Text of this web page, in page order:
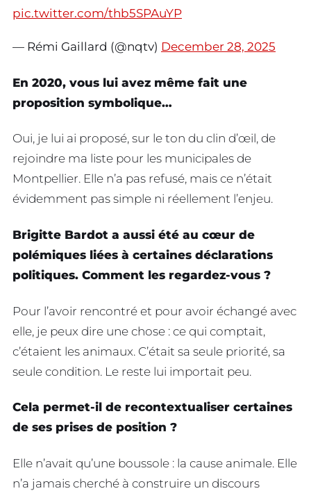
pic.twitter.com/thb5SPAuYP
— Rémi Gaillard (@nqtv) December 28, 2025
En 2020, vous lui avez même fait une
proposition symbolique…
Oui, je lui ai proposé, sur le ton du clin d’œil, de
rejoindre ma liste pour les municipales de
Montpellier. Elle n’a pas refusé, mais ce n’était
évidemment pas simple ni réellement l’enjeu.
Brigitte Bardot a aussi été au cœur de
polémiques liées à certaines déclarations
politiques. Comment les regardez-vous ?
Pour l’avoir rencontré et pour avoir échangé avec
elle, je peux dire une chose : ce qui comptait,
c’étaient les animaux. C’était sa seule priorité, sa
seule condition. Le reste lui importait peu.
Cela permet-il de recontextualiser certaines
de ses prises de position ?
Elle n’avait qu’une boussole : la cause animale. Elle
n’a jamais cherché à construire un discours